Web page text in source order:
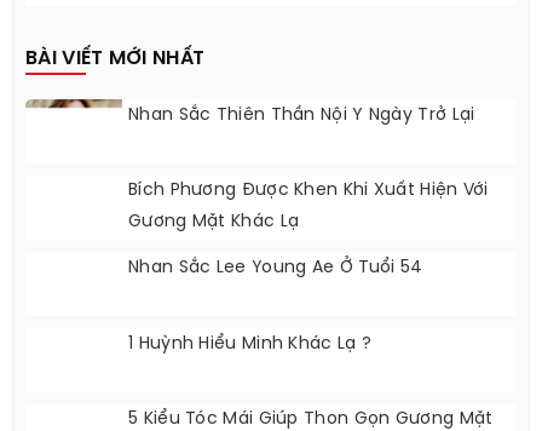
BÀI VIẾT MỚI NHẤT
Nhan Sắc Thiên Thần Nội Y Ngày Trở Lại
Bích Phương Được Khen Khi Xuất Hiện Với
Gương Mặt Khác Lạ
Nhan Sắc Lee Young Ae Ở Tuổi 54
1 Huỳnh Hiểu Minh Khác Lạ ?
5 Kiểu Tóc Mái Giúp Thon Gọn Gương Mặt